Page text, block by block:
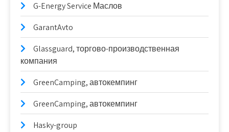
G-Energy Service Маслов
GarantAvto
Glassguard, торгово-производственная
компания
GreenCamping, автокемпинг
GreenCamping, автокемпинг
Hasky-group